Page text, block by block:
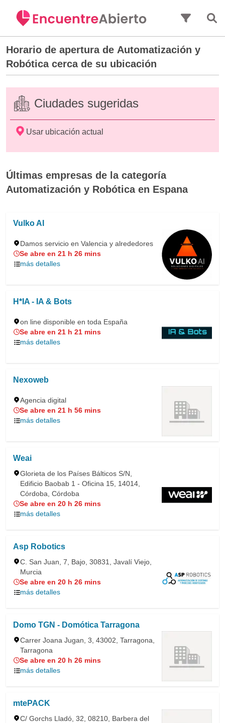
Horario de apertura de Automatización y
Robóticacerca de su ubicación
Ciudades sugeridas
Usar ubicación actual
Últimas empresas de la categoría
Automatización y Robótica en Espana
Vulko AI
Damos servicio en Valencia y alrededores
Se abre en 21 h 26 mins
más detalles
H*IA - IA & Bots
on line disponible en toda España
Se abre en 21 h 21 mins
más detalles
Nexoweb
Agencia digital
Se abre en 21 h 56 mins
más detalles
Weai
Glorieta de los Países Bálticos S/N,
Edificio Baobab 1 - Oficina 15, 14014,
Córdoba, Córdoba
Se abre en 20 h 26 mins
más detalles
Asp Robotics
C. San Juan, 7, Bajo, 30831, Javalí Viejo,
Murcia
Se abre en 20 h 26 mins
más detalles
Domo TGN - Domótica Tarragona
Carrer Joana Jugan, 3, 43002, Tarragona,
Tarragona
Se abre en 20 h 26 mins
más detalles
mtePACK
C/ Gorchs Lladó, 32, 08210, Barbera del